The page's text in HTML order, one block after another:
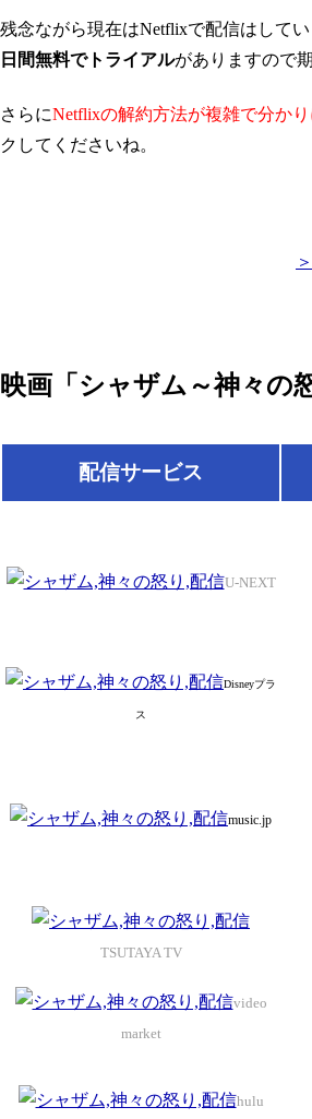
残念ながら現在はNetflixで配信はして
日間無料でトライアルがありますので
さらにNetflixの解約方法が複雑で分か
クしてくださいね。
映画「シャザム～神々の
配信サービス
U-NEXT
Disneyプラ
ス
music.jp
TSUTAYA TV
video
market
hulu